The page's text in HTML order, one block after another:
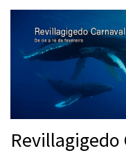
Revillagigedo